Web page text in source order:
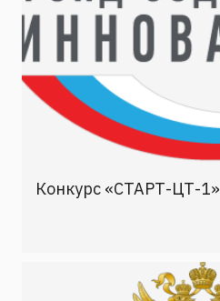
Конкурс «СТАРТ-ЦТ-1»